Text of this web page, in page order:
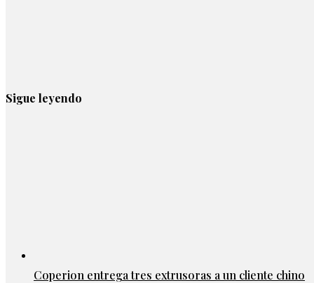
Sigue leyendo
Coperion entrega tres extrusoras a un cliente chino